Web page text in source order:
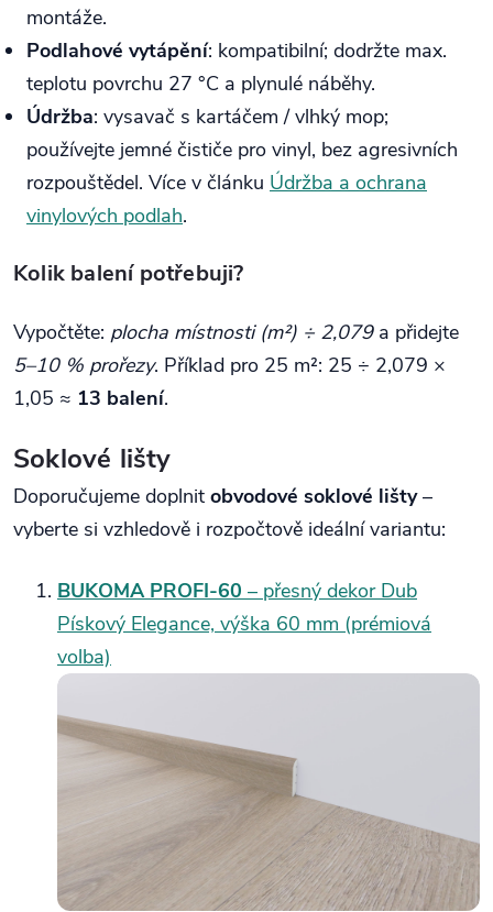
montáže.
Podlahové vytápění: kompatibilní; dodržte max.
teplotu povrchu 27 °C a plynulé náběhy.
Údržba: vysavač s kartáčem / vlhký mop;
používejte jemné čističe pro vinyl, bez agresivních
rozpouštědel. Více v článku Údržba a ochrana
vinylových podlah.
Kolik balení potřebuji?
Vypočtěte: plocha místnosti (m²) ÷ 2,079a přidejte
5–10 % prořezy. Příklad pro 25 m²: 25 ÷ 2,079 ×
1,05 ≈ 13 balení.
Soklové lišty
Doporučujeme doplnit obvodové soklové lišty–
vyberte si vzhledově i rozpočtově ideální variantu:
BUKOMA PROFI‑60 – přesný dekor Dub
Pískový Elegance, výška 60 mm (prémiová
volba)